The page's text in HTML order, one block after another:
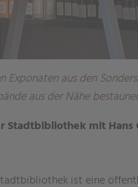
aus den
aus der Nähe
Stadtbibliothek mit
ist eine